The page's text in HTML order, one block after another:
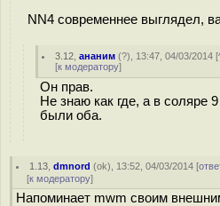
NN4 современнее выглядел,
3.12 ,ананим (?), 13:47, 04/03/2014 [
[к модератору]
Он прав.
Не знаю как где, а в соляре
были оба.
1.13 ,dmnord (ok), 13:52, 04/03/2014 [
[к модератору]
Напоминает mwm своим